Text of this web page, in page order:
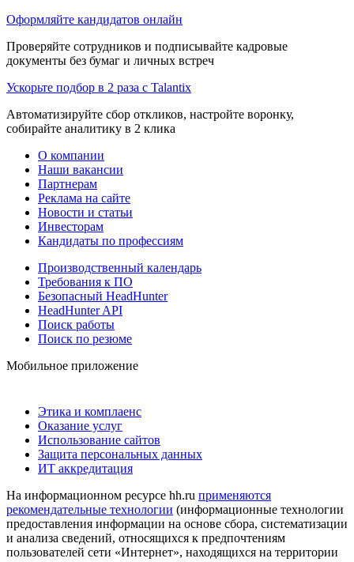
Оформляйте кандидатов онлайн
Проверяйте сотрудников и подписывайте кадровые
документы без бумаг и личных встреч
Ускорьте подбор в 2 раза с Talantix
Автоматизируйте сбор откликов, настройте воронку,
собирайте аналитику в 2 клика
О компании
Наши вакансии
Партнерам
Реклама на сайте
Новости и статьи
Инвесторам
Кандидаты по профессиям
Производственный календарь
Требования к ПО
Безопасный HeadHunter
HeadHunter API
Поиск работы
Поиск по резюме
Мобильное приложение
Этика и комплаенс
Оказание услуг
Использование сайтов
Защита персональных данных
ИТ аккредитация
На информационном ресурсе hh.ru применяются
рекомендательные технологии (информационные технологии
предоставления информации на основе сбора, систематизации
и анализа сведений, относящихся к предпочтениям
пользователей сети «Интернет», находящихся на территории